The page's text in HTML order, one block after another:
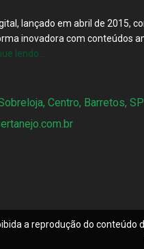
lançado em abril de 2015,
inovadora com conteúdos
lendo…
Centro, Barretos, SP
a reprodução do